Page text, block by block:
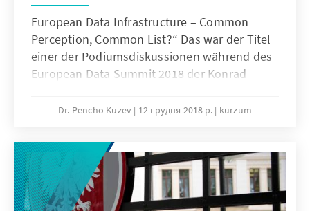
European Data Infrastructure – Common
Perception, Common List?“ Das war der Titel
einer der Podiumsdiskussionen während des
European Data Summit 2018 der Konrad-
veröffentlichen wir zeitgleich mit der
Richtlinie. Durch Steuermittel finanzierte
Daten haben oft einen infrastrukturellen
Charakter. Der freie Zugang zu dieser
Ressource stärkt die Wettbewerbsfähigkeit
Dr. Pencho Kuzev 12 грудня 2018 р. kurzum